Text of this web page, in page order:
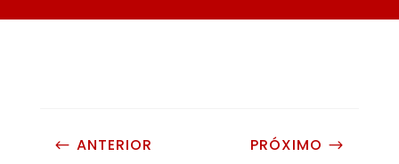
# ANTERIOR PRÓXIMO $